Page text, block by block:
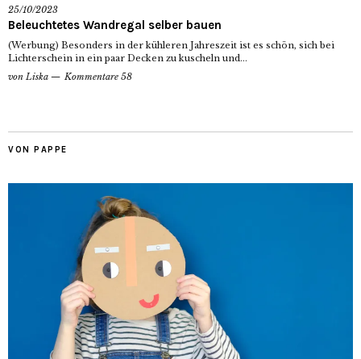
25/10/2023
Beleuchtetes Wandregal selber bauen
(Werbung) Besonders in der kühleren Jahreszeit ist es schön, sich bei
Lichterschein in ein paar Decken zu kuscheln und...
von Liska Kommentare 58
VON PAPPE